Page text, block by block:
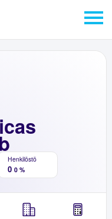
Henkilöstö
0 0 %